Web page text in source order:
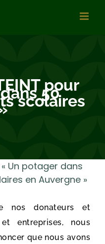
pour
50
scolaires
« Un potager dans
en Auvergne »
nos donateurs et
entreprises, nous
que nous avons